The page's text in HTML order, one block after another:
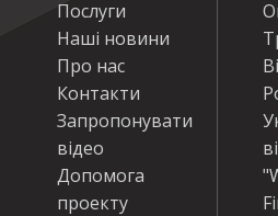
Послуги
Наші новини
Про нас
Контакти
Запропонувати
відео
Допомога
проекту